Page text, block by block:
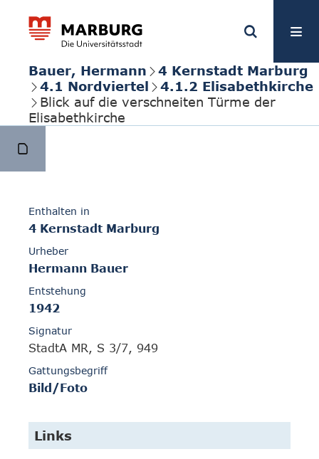
Bauer, Hermann
4 Kernstadt Marburg
4.1 Nordviertel
4.1.2 Elisabethkirche
Blick auf die verschneiten Türme der
Elisabethkirche
Enthalten in
4 Kernstadt Marburg
Urheber
Hermann Bauer
Entstehung
1942
Signatur
StadtA MR, S 3/7, 949
Gattungsbegriff
Bild/Foto
Links